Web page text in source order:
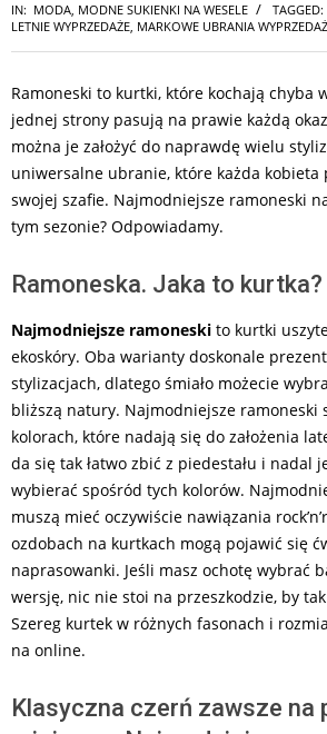
IN: MODA, MODNE SUKIENKI NA WESELE TAGGED:
LETNIE WYPRZEDAŻE, MARKOWE UBRANIA WYPRZEDAŻ
Ramoneski to kurtki, które kochają chyba
jednej strony pasują na prawie każdą
można je założyć do naprawdę wielu
uniwersalne ubranie, które każda kobieta
swojej szafie. Najmodniejsze ramoneski
tym sezonie? Odpowiadamy.
Ramoneska. Jaka to kurtka?
Najmodniejsze ramoneski to kurtki
ekoskóry. Oba warianty doskonale
stylizacjach, dlatego śmiało możecie
bliższą natury. Najmodniejsze ramoneski
kolorach, które nadają się do założenia
da się tak łatwo zbić z piedestału i nadal
wybierać spośród tych kolorów.
muszą mieć oczywiście nawiązania
ozdobach na kurtkach mogą pojawić się
naprasowanki. Jeśli masz ochotę wybrać
wersję, nic nie stoi na przeszkodzie, by tak
Szereg kurtek w różnych fasonach i
na online.
Klasyczna czerń zawsze na